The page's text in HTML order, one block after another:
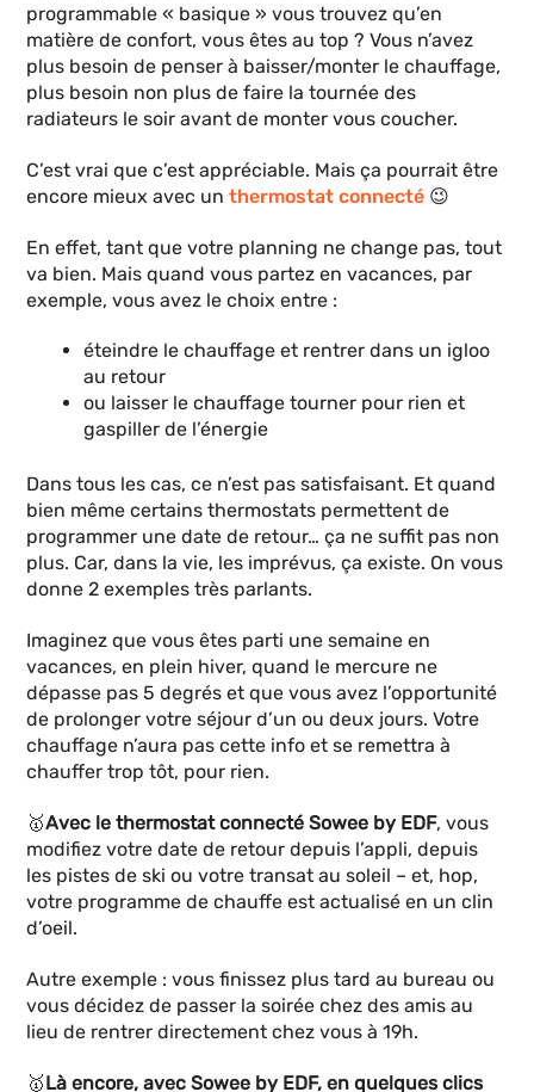
programmable « basique » vous trouvez qu’en
matière de confort, vous êtes au top ? Vous n’avez
plus besoin de penser à baisser/monter le chauffage,
plus besoin non plus de faire la tournée des
radiateurs le soir avant de monter vous coucher.
C’est vrai que c’est appréciable. Mais ça pourrait être
encore mieux avec un thermostat connecté 😉
En effet, tant que votre planning ne change pas, tout
va bien. Mais quand vous partez en vacances, par
exemple, vous avez le choix entre :
éteindre le chauffage et rentrer dans un igloo
au retour
ou laisser le chauffage tourner pour rien et
gaspiller de l’énergie
Dans tous les cas, ce n’est pas satisfaisant. Et quand
bien même certains thermostats permettent de
programmer une date de retour… ça ne suffit pas non
plus. Car, dans la vie, les imprévus, ça existe. On vous
donne 2 exemples très parlants.
Imaginez que vous êtes parti une semaine en
vacances, en plein hiver, quand le mercure ne
dépasse pas 5 degrés et que vous avez l’opportunité
de prolonger votre séjour d’un ou deux jours. Votre
chauffage n’aura pas cette info et se remettra à
chauffer trop tôt, pour rien.
🥇Avec le thermostat connecté Sowee by EDF, vous
modifiez votre date de retour depuis l’appli, depuis
les pistes de ski ou votre transat au soleil – et, hop,
votre programme de chauffe est actualisé en un clin
d’oeil.
Autre exemple : vous finissez plus tard au bureau ou
vous décidez de passer la soirée chez des amis au
lieu de rentrer directement chez vous à 19h.
🥇Là encore, avec Sowee by EDF, en quelques clics